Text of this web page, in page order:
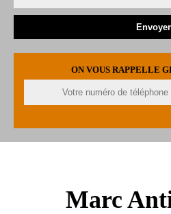
ON VOUS RAPPELLE
Marc